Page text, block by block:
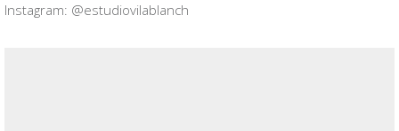
Instagram: @estudiovilablanch